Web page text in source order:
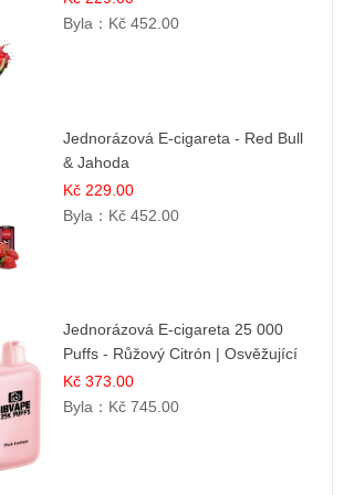
Byla： Kč 452.00
Jednorázová E-cigareta - Red Bull
& Jahoda
Kč 229.00
Byla： Kč 452.00
Jednorázová E-cigareta 25 000
Puffs - Růžový Citrón | Osvěžující
citrusová příchuť
Kč 373.00
Byla： Kč 745.00